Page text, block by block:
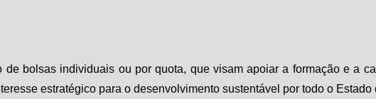
de bolsas individuais ou por quota, que visam apoiar a formação e a
estratégico para o desenvolvimento sustentável por todo o Estado